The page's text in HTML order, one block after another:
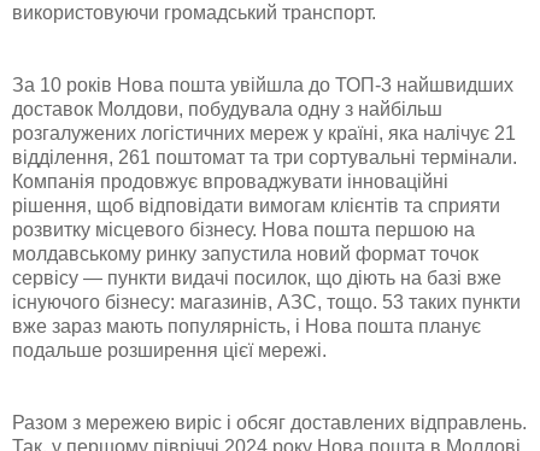
використовуючи громадський транспорт.
За 10 років Нова пошта увійшла до ТОП-3 найшвидших
доставок Молдови, побудувала одну з найбільш
розгалужених логістичних мереж у країні, яка налічує 21
відділення, 261 поштомат та три сортувальні термінали.
Компанія продовжує впроваджувати інноваційні
рішення, щоб відповідати вимогам клієнтів та сприяти
розвитку місцевого бізнесу. Нова пошта першою на
молдавському ринку запустила новий формат точок
сервісу — пункти видачі посилок, що діють на базі вже
існуючого бізнесу: магазинів, АЗС, тощо. 53 таких пункти
вже зараз мають популярність, і Нова пошта планує
подальше розширення цієї мережі.
Разом з мережею виріс і обсяг доставлених відправлень.
Так, у першому півріччі 2024 року Нова пошта в Молдові